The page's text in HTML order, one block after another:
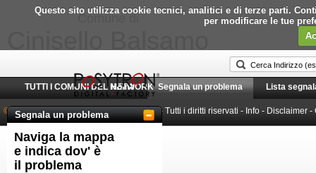
Questo sito utilizza cookie tecnici, analitici e di terze parti.
per modificare le tue
TUTTI I COMUNI DEL NETWORK
Home Segnala un problema Lista
Segnala un problema
Naviga la mappa
e indica dov' è
il problema
© 2010-2026 Posytron Engineering S.r.l.- Tutti i diritti riservati - Info - Disclaimer -
Powered by GeoWorkflow